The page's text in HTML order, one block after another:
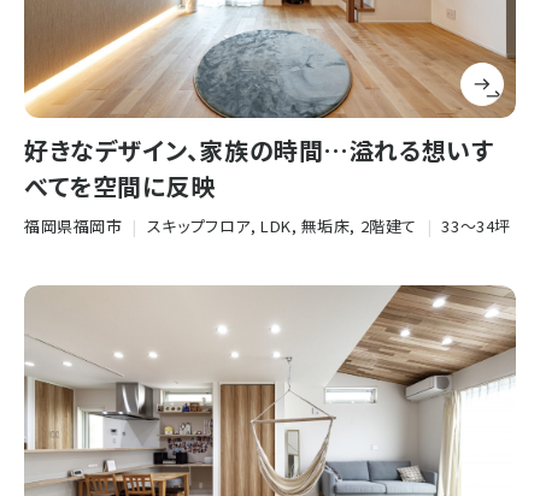
好きなデザイン、家族の時間…溢れる想いす
べてを空間に反映
福岡県福岡市 | スキップフロア, LDK, 無垢床, 2階建て | 33〜34坪